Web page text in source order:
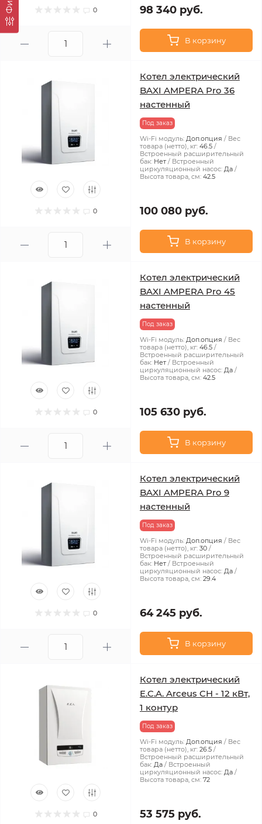
0 98 340 руб.
В корзину
0
Котел электрический
BAXI AMPERA Pro 36
настенный
Под заказ
Wi-Fi модуль: Доп.опция
Вес
товара (нетто), кг: 46.5
Встроенный расширительный
бак: Нет
Встроенный
циркуляционный насос: Да
Высота товара, см: 42.5
100 080 руб.
В корзину
0
Котел электрический
BAXI AMPERA Pro 45
настенный
Под заказ
Wi-Fi модуль: Доп.опция
Вес
товара (нетто), кг: 46.5
Встроенный расширительный
бак: Нет
Встроенный
циркуляционный насос: Да
Высота товара, см: 42.5
105 630 руб.
В корзину
0
Котел электрический
BAXI AMPERA Pro 9
настенный
Под заказ
Wi-Fi модуль: Доп.опция
Вес
товара (нетто), кг: 30
Встроенный расширительный
бак: Нет
Встроенный
циркуляционный насос: Да
Высота товара, см: 29.4
64 245 руб.
В корзину
0
Котел электрический
E.C.A. Arceus CH - 12 кВт,
1 контур
Под заказ
Wi-Fi модуль: Доп.опция
Вес
товара (нетто), кг: 26.5
Встроенный расширительный
бак: Да
Встроенный
циркуляционный насос: Да
Высота товара, см: 72
53 575 руб.